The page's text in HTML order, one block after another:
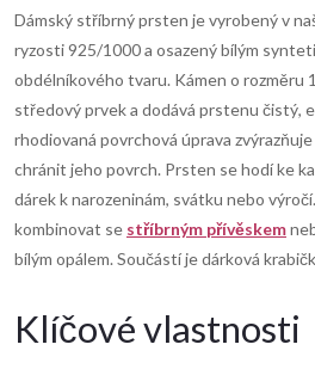
Dámský stříbrný prsten je vyrobený v
ryzosti 925/1000 a osazený bílým
obdélníkového tvaru. Kámen o rozměru
středový prvek a dodává prstenu čistý,
rhodiovaná povrchová úprava
chránit jeho povrch. Prsten se hodí ke
dárek k narozeninám, svátku nebo
kombinovat se stříbrným přívěskem
bílým opálem. Součástí je dárková
Klíčové vlastnosti